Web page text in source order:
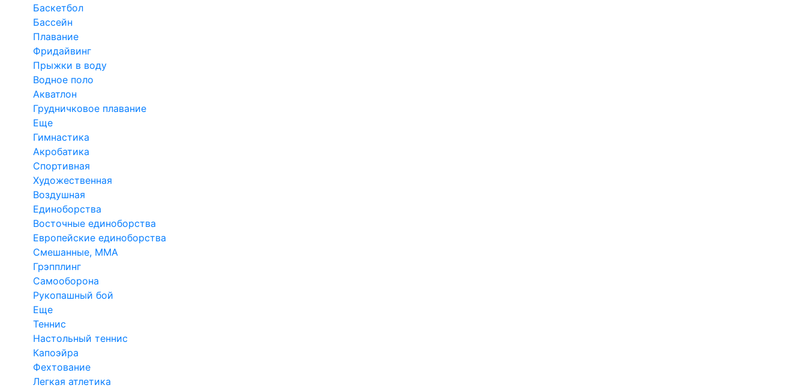
Баскетбол
Бассейн
Плавание
Фридайвинг
Прыжки в воду
Водное поло
Акватлон
Грудничковое плавание
Еще
Гимнастика
Акробатика
Спортивная
Художественная
Воздушная
Единоборства
Восточные единоборства
Европейские единоборства
Смешанные, ММА
Грэпплинг
Самооборона
Рукопашный бой
Еще
Теннис
Настольный теннис
Капоэйра
Фехтование
Легкая атлетика